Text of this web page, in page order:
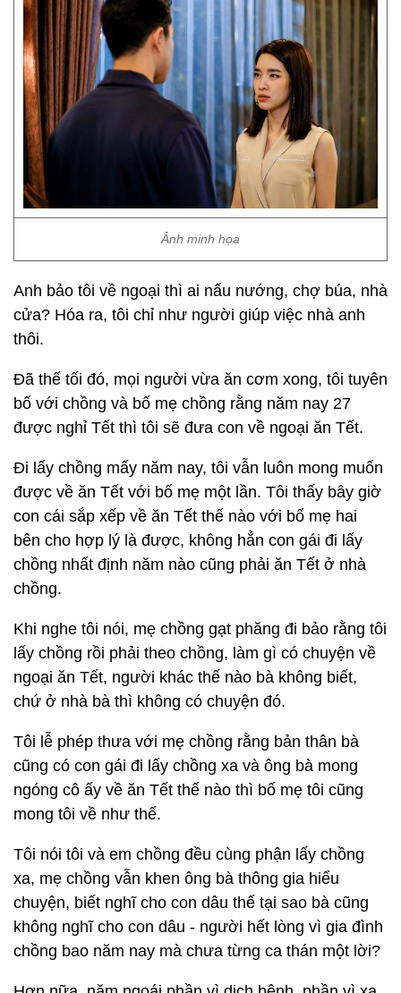
Ảnh minh họa
Anh bảo tôi về ngoại thì ai nấu nướng, chợ búa, nhà
cửa? Hóa ra, tôi chỉ như người giúp việc nhà anh
thôi.
Đã thế tối đó, mọi người vừa ăn cơm xong, tôi tuyên
bố với chồng và bố mẹ chồng rằng năm nay 27
được nghỉ Tết thì tôi sẽ đưa con về ngoại ăn Tết.
Đi lấy chồng mấy năm nay, tôi vẫn luôn mong muốn
được về ăn Tết với bố mẹ một lần. Tôi thấy bây giờ
con cái sắp xếp về ăn Tết thế nào với bố mẹ hai
bên cho hợp lý là được, không hẳn con gái đi lấy
chồng nhất định năm nào cũng phải ăn Tết ở nhà
chồng.
Khi nghe tôi nói, mẹ chồng gạt phăng đi bảo rằng tôi
lấy chồng rồi phải theo chồng, làm gì có chuyện về
ngoại ăn Tết, người khác thế nào bà không biết,
chứ ở nhà bà thì không có chuyện đó.
Tôi lễ phép thưa với mẹ chồng rằng bản thân bà
cũng có con gái đi lấy chồng xa và ông bà mong
ngóng cô ấy về ăn Tết thế nào thì bố mẹ tôi cũng
mong tôi về như thế.
Tôi nói tôi và em chồng đều cùng phận lấy chồng
xa, mẹ chồng vẫn khen ông bà thông gia hiểu
chuyện, biết nghĩ cho con dâu thế tại sao bà cũng
không nghĩ cho con dâu - người hết lòng vì gia đình
chồng bao năm nay mà chưa từng ca thán một lời?